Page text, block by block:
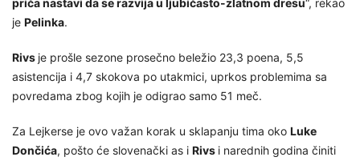
priča nastavi da se razvija u ljubičasto-zlatnom dresu“, rekao
je Pelinka.
Rivs je prošle sezone prosečno beležio 23,3 poena, 5,5
asistencija i 4,7 skokova po utakmici, uprkos problemima sa
povredama zbog kojih je odigrao samo 51 meč.
Za Lejkerse je ovo važan korak u sklapanju tima oko Luke
Dončića, pošto će slovenački as i Rivs i narednih godina činiti